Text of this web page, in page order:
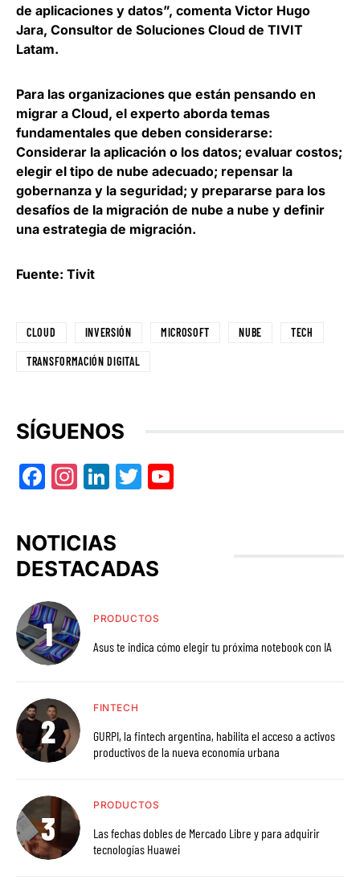
de aplicaciones y datos”, comenta Victor Hugo
Jara, Consultor de Soluciones Cloud de TIVIT
Latam.
Para las organizaciones que están pensando en
migrar a Cloud, el experto aborda temas
fundamentales que deben considerarse:
Considerar la aplicación o los datos; evaluar costos;
elegir el tipo de nube adecuado; repensar la
gobernanza y la seguridad; y prepararse para los
desafíos de la migración de nube a nube y definir
una estrategia de migración.
Fuente: Tivit
CLOUD INVERSIÓN MICROSOFT NUBE TECH
TRANSFORMACIÓN DIGITAL
SÍGUENOS
Facebook
Instagram
LinkedIn
Twitter
NOTICIAS
DESTACADAS
PRODUCTOS
Asus te indica cómo elegir tu próxima notebook con IA
FINTECH
GURPI, la fintech argentina, habilita el acceso a activos
productivos de la nueva economía urbana
PRODUCTOS
Las fechas dobles de Mercado Libre y para adquirir
tecnologías Huawei